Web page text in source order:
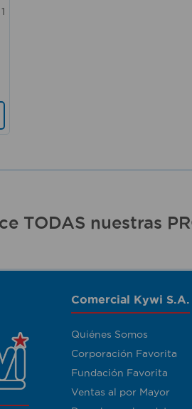
TODAS nuestras
Comercial Kywi S.A.
Quiénes Somos
Corporación Favorita
Fundación Favorita
Ventas al por Mayor